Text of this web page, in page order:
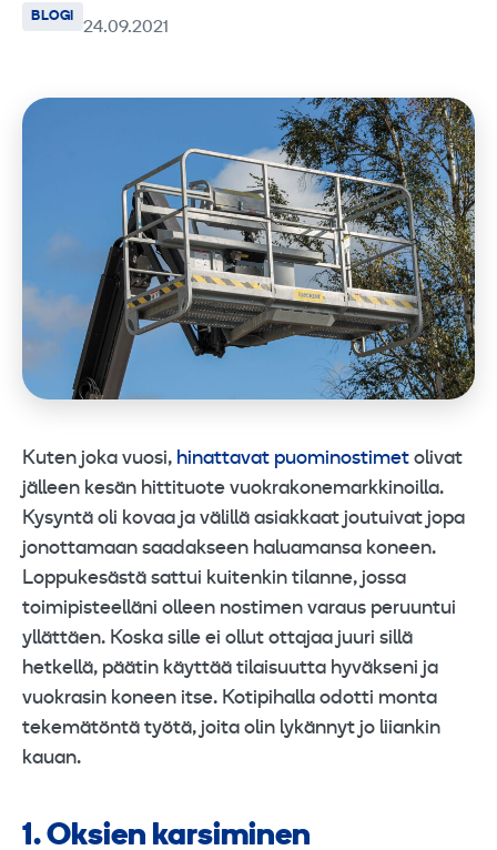
BLOGI
24.09.2021
Kuten joka vuosi, hinattavat puominostimet olivat
jälleen kesän hittituote vuokrakonemarkkinoilla.
Kysyntä oli kovaa ja välillä asiakkaat joutuivat jopa
jonottamaan saadakseen haluamansa koneen.
Loppukesästä sattui kuitenkin tilanne, jossa
toimipisteelläni olleen nostimen varaus peruuntui
yllättäen. Koska sille ei ollut ottajaa juuri sillä
hetkellä, päätin käyttää tilaisuutta hyväkseni ja
vuokrasin koneen itse. Kotipihalla odotti monta
tekemätöntä työtä, joita olin lykännyt jo liiankin
kauan.
1. Oksien karsiminen